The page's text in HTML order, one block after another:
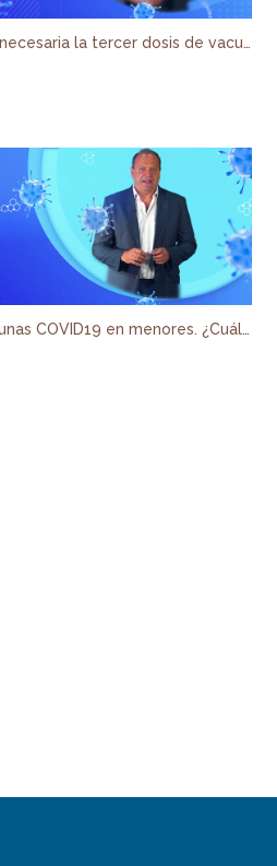
¿Es necesaria la tercer dosis de vacunas para COVID 19?
Vacunas COVID19 en menores. ¿Cuáles están disponibles en este momento?